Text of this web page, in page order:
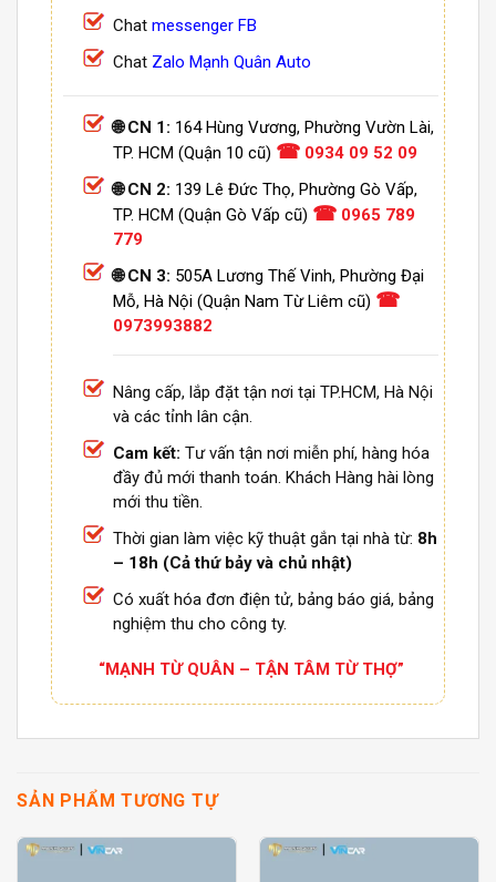
Chat messenger FB
Chat Zalo Mạnh Quân Auto
🌐 CN 1: 164 Hùng Vương, Phường Vườn Lài,
TP. HCM (Quận 10 cũ) ☎ 0934 09 52 09
🌐 CN 2: 139 Lê Đức Thọ, Phường Gò Vấp,
TP. HCM (Quận Gò Vấp cũ) ☎ 0965 789
779
🌐 CN 3: 505A Lương Thế Vinh, Phường Đại
Mỗ, Hà Nội (Quận Nam Từ Liêm cũ) ☎
0973993882
Nâng cấp, lắp đặt tận nơi tại TP.HCM, Hà Nội
và các tỉnh lân cận.
Cam kết: Tư vấn tận nơi miễn phí, hàng hóa
đầy đủ mới thanh toán. Khách Hàng hài lòng
mới thu tiền.
Thời gian làm việc kỹ thuật gắn tại nhà từ: 8h
– 18h (Cả thứ bảy và chủ nhật)
Có xuất hóa đơn điện tử, bảng báo giá, bảng
nghiệm thu cho công ty.
“MẠNH TỪ QUÂN – TẬN TÂM TỪ THỢ”
SẢN PHẨM TƯƠNG TỰ